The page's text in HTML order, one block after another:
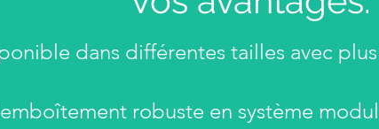
dans différentes tailles avec
robuste en système